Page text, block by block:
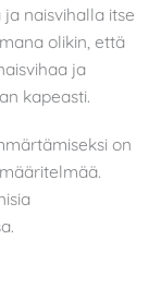
naisvihalla itse
olikin, että
ja
kapeasti.
on